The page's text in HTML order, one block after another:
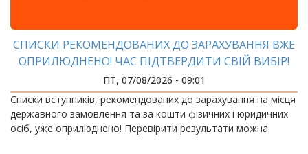
СПИСКИ РЕКОМЕНДОВАНИХ ДО ЗАРАХУВАННЯ ВЖЕ
ОПРИЛЮДНЕНО! ЧАС ПІДТВЕРДИТИ СВІЙ ВИБІР!
ПТ, 07/08/2026 - 09:01
Списки вступників, рекомендованих до зарахування на місця
державного замовлення та за кошти фізичних і юридичних
осіб, уже оприлюднено! Перевірити результати можна: